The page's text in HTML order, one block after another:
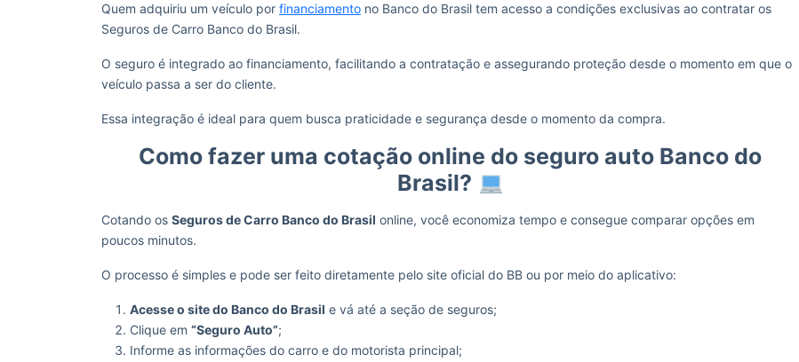
Quem adquiriu um veículo por financiamento no Banco do Brasil tem acesso a condições exclusivas ao contratar os
Seguros de Carro Banco do Brasil.
O seguro é integrado ao financiamento, facilitando a contratação e assegurando proteção desde o momento em que o
veículo passa a ser do cliente.
Essa integração é ideal para quem busca praticidade e segurança desde o momento da compra.
Como fazer uma cotação online do seguro auto Banco do
Brasil?
Cotando os Seguros de Carro Banco do Brasil online, você economiza tempo e consegue comparar opções em
poucos minutos.
O processo é simples e pode ser feito diretamente pelo site oficial do BB ou por meio do aplicativo:
Acesse o site do Banco do Brasil e vá até a seção de seguros;
Clique em “Seguro Auto”;
Informe as informações do carro e do motorista principal;